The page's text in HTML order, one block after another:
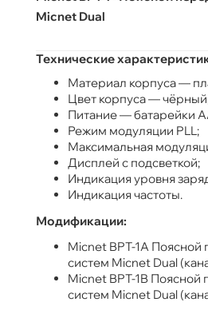
Micnet Dual
Технические
Материал корпуса —
Цвет корпуса —
Питание — батарейки
Режим модуляции PLL;
Максимальная
Дисплей с подсветкой;
Индикация уровня
Индикация частоты.
Модификации:
Micnet BPT-1A Поясной
систем Micnet Dual
Micnet BPT-1B Поясной
систем Micnet Dual